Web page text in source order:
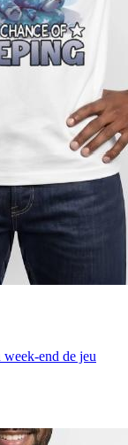
end de jeu